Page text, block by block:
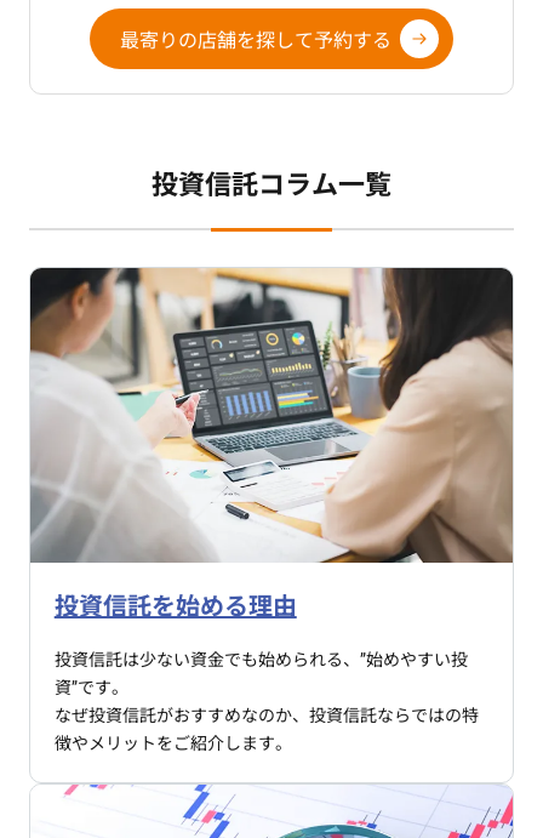
最寄りの店舗を探して予約する
投資信託コラム一覧
投資信託を始める理由
投資信託は少ない資金でも始められる、”始めやすい投
資”です。
なぜ投資信託がおすすめなのか、投資信託ならではの特
徴やメリットをご紹介します。